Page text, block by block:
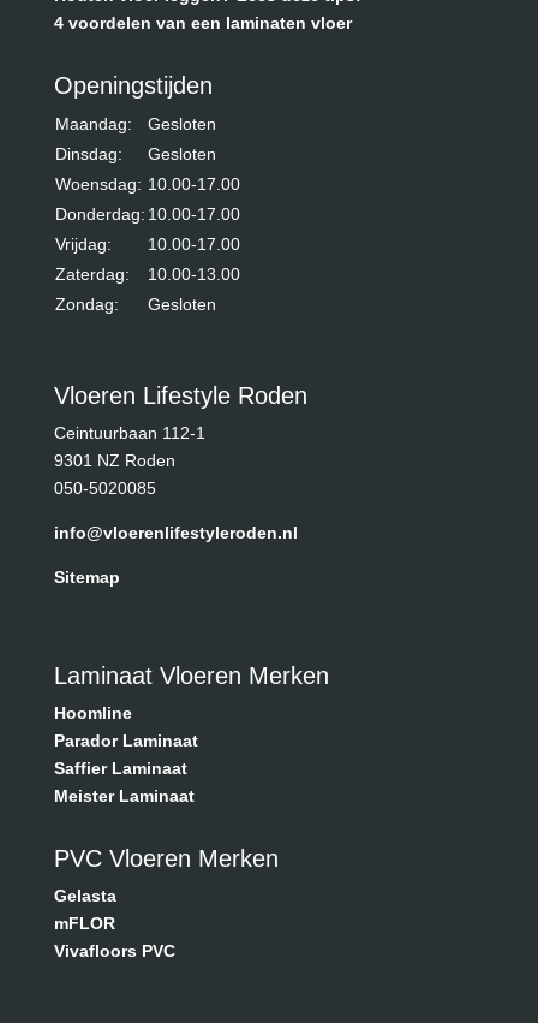
4 voordelen van een laminaten vloer
Openingstijden
Maandag:
Gesloten
Dinsdag:
Gesloten
Woensdag: 10.00-17.00
Donderdag: 10.00-17.00
Vrijdag:
10.00-17.00
Zaterdag:
10.00-13.00
Zondag:
Gesloten
Vloeren Lifestyle Roden
Ceintuurbaan 112-1
9301 NZ Roden
050-5020085
info@vloerenlifestyleroden.nl
Sitemap
Laminaat Vloeren Merken
Hoomline
Parador Laminaat
Saffier Laminaat
Meister Laminaat
PVC Vloeren Merken
Gelasta
mFLOR
Vivafloors PVC